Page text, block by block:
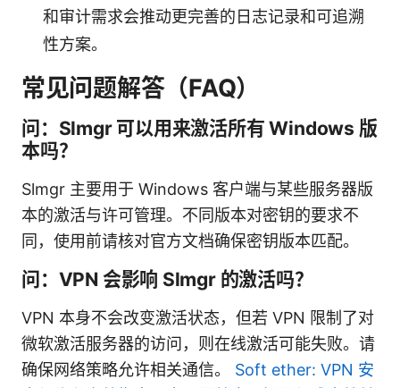
和审计需求会推动更完善的日志记录和可追溯
性方案。
常见问题解答（FAQ）
问：Slmgr 可以用来激活所有 Windows 版
本吗？
Slmgr 主要用于 Windows 客户端与某些服务器版
本的激活与许可管理。不同版本对密钥的要求不
同，使用前请核对官方文档确保密钥版本匹配。
问：VPN 会影响 Slmgr 的激活吗？
VPN 本身不会改变激活状态，但若 VPN 限制了对
微软激活服务器的访问，则在线激活可能失败。请
确保网络策略允许相关通信。 Soft ether: VPN 安